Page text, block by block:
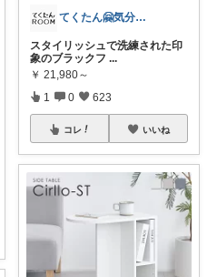
てくたん🤗気分がアガる⤴インテリア雑貨
スタイリッシュで洗練された印
象のブラックフ ...
￥ 21,980～
1 0 623
コレ いいね